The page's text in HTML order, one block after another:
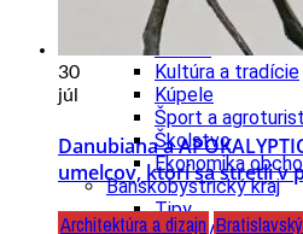
Wellness
Gastro
Kultúra a tradície
Kúpele
Šport a
Školstvo
Ekonomika
Banskobystrický kraj
Tipy
30
júl
Danubiana a
umelcov, ktorí sa stretli v
Architektúra a dizajn